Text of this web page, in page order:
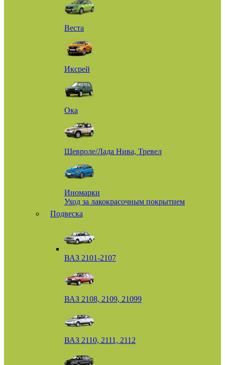
Веста
Иксрей
Ока
Шевроле/Лада Нива, Тревел
Иномарки
Уход за лакокрасочным покрытием
Подвеска
ВАЗ 2101-2107
ВАЗ 2108, 2109, 21099
ВАЗ 2110, 2111, 2112